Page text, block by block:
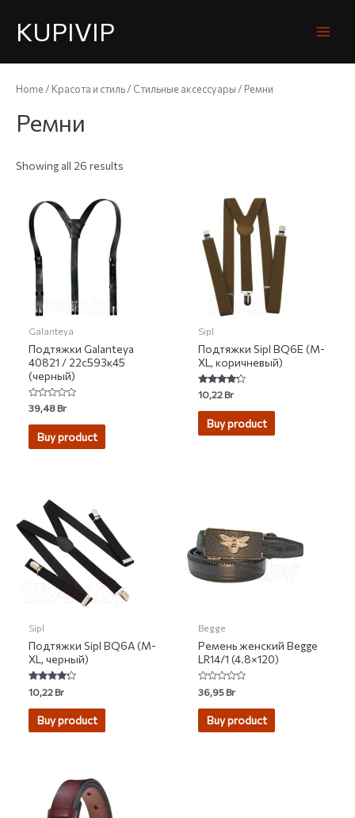
KUPIVIP
Home / Красота и стиль/ Стильные аксессуары / Ремни
Ремни
Showing all 26 results
Galanteya
Подтяжки Galanteya
40821 / 22с593к45
(черный)
Rated
0
out
39,48Br
Buy product
Sipl
Подтяжки Sipl BQ6E (М-
XL, коричневый)
Rated
4.00
out of 5
10,22Br
Buy product
Sipl
Подтяжки Sipl BQ6А (М-
XL, черный)
Rated
4.00
out of 5
10,22Br
Buy product
Begge
Ремень женский Begge
LR14/1 (4.8×120)
Rated
0
out
36,95Br
Buy product